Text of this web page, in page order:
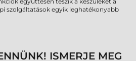
szolgáltatások egyik leghatékonyabb
ISMERJE MEG